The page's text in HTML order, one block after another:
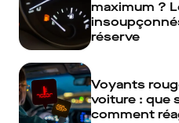
maximum ?
réserve
Voyants
voiture : que
comment